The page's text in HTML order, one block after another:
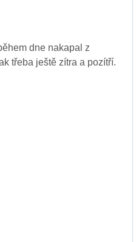
dne nakapal z
třeba ještě zítra a pozítří.